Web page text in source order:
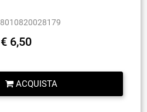
8010820028179
€ 6,50
ACQUISTA